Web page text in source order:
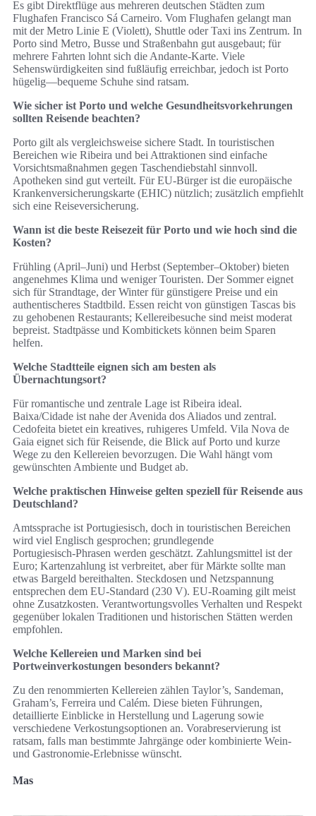
Es gibt Direktflüge aus mehreren deutschen Städten zum
Flughafen Francisco Sá Carneiro. Vom Flughafen gelangt man
mit der Metro Linie E (Violett), Shuttle oder Taxi ins Zentrum. In
Porto sind Metro, Busse und Straßenbahn gut ausgebaut; für
mehrere Fahrten lohnt sich die Andante‑Karte. Viele
Sehenswürdigkeiten sind fußläufig erreichbar, jedoch ist Porto
hügelig—bequeme Schuhe sind ratsam.
Wie sicher ist Porto und welche Gesundheitsvorkehrungen
sollten Reisende beachten?
Porto gilt als vergleichsweise sichere Stadt. In touristischen
Bereichen wie Ribeira und bei Attraktionen sind einfache
Vorsichtsmaßnahmen gegen Taschendiebstahl sinnvoll.
Apotheken sind gut verteilt. Für EU‑Bürger ist die europäische
Krankenversicherungskarte (EHIC) nützlich; zusätzlich empfiehlt
sich eine Reiseversicherung.
Wann ist die beste Reisezeit für Porto und wie hoch sind die
Kosten?
Frühling (April–Juni) und Herbst (September–Oktober) bieten
angenehmes Klima und weniger Touristen. Der Sommer eignet
sich für Strandtage, der Winter für günstigere Preise und ein
authentischeres Stadtbild. Essen reicht von günstigen Tascas bis
zu gehobenen Restaurants; Kellereibesuche sind meist moderat
bepreist. Stadtpässe und Kombitickets können beim Sparen
helfen.
Welche Stadtteile eignen sich am besten als
Übernachtungsort?
Für romantische und zentrale Lage ist Ribeira ideal.
Baixa/Cidade ist nahe der Avenida dos Aliados und zentral.
Cedofeita bietet ein kreatives, ruhigeres Umfeld. Vila Nova de
Gaia eignet sich für Reisende, die Blick auf Porto und kurze
Wege zu den Kellereien bevorzugen. Die Wahl hängt vom
gewünschten Ambiente und Budget ab.
Welche praktischen Hinweise gelten speziell für Reisende aus
Deutschland?
Amtssprache ist Portugiesisch, doch in touristischen Bereichen
wird viel Englisch gesprochen; grundlegende
Portugiesisch‑Phrasen werden geschätzt. Zahlungsmittel ist der
Euro; Kartenzahlung ist verbreitet, aber für Märkte sollte man
etwas Bargeld bereithalten. Steckdosen und Netzspannung
entsprechen dem EU‑Standard (230 V). EU‑Roaming gilt meist
ohne Zusatzkosten. Verantwortungsvolles Verhalten und Respekt
gegenüber lokalen Traditionen und historischen Stätten werden
empfohlen.
Welche Kellereien und Marken sind bei
Portweinverkostungen besonders bekannt?
Zu den renommierten Kellereien zählen Taylor’s, Sandeman,
Graham’s, Ferreira und Calém. Diese bieten Führungen,
detaillierte Einblicke in Herstellung und Lagerung sowie
verschiedene Verkostungsoptionen an. Vorabreservierung ist
ratsam, falls man bestimmte Jahrgänge oder kombinierte Wein‑
und Gastronomie‑Erlebnisse wünscht.
Mas